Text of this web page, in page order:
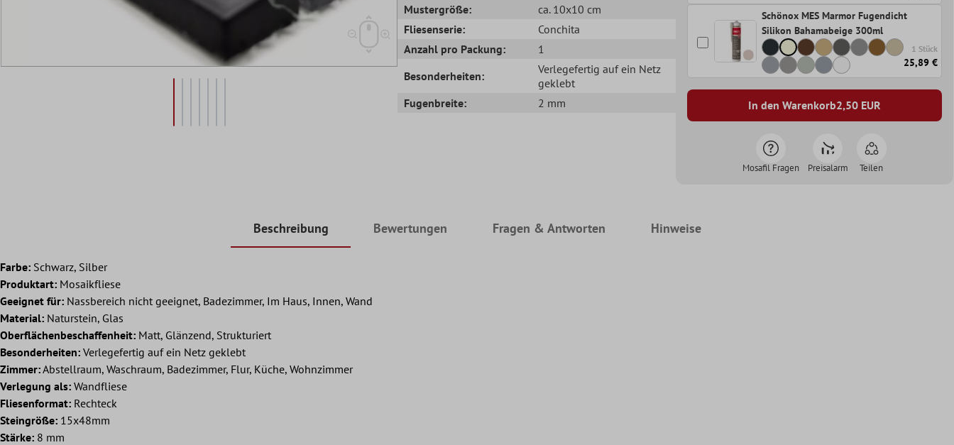
Mustergröße:
ca. 10x10 cm
Fliesenserie:
Conchita
Anzahl pro Packung:
1
Besonderheiten:
Verlegefertig auf ein Netz
geklebt
Fugenbreite:
2 mm
Schönox MES Marmor Fugendicht
Silikon Bahamabeige 300ml
1 Stück
25,89 €
In den Warenkorb2,50EUR
Mosafil Fragen Preisalarm Teilen
Beschreibung Bewertungen Fragen & Antworten Hinweise
Farbe: Schwarz, Silber
Produktart: Mosaikfliese
Geeignet für: Nassbereich nicht geeignet, Badezimmer, Im Haus, Innen, Wand
Material: Naturstein, Glas
Oberflächenbeschaffenheit: Matt, Glänzend, Strukturiert
Besonderheiten: Verlegefertig auf ein Netz geklebt
Zimmer:Abstellraum, Waschraum, Badezimmer, Flur, Küche, Wohnzimmer
Verlegung als: Wandfliese
Fliesenformat: Rechteck
Steingröße: 15x48mm
Stärke: 8 mm